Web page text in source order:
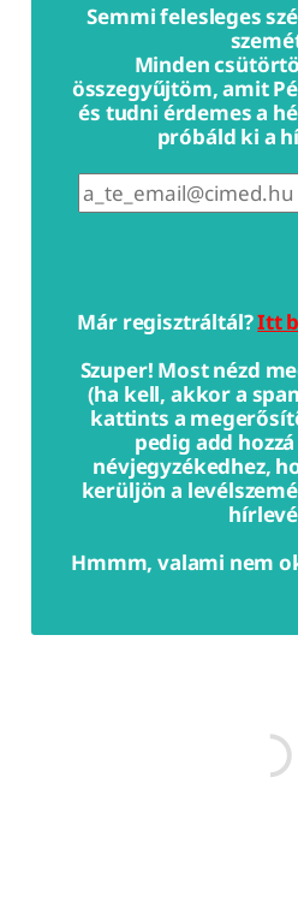
Semmi felesleges
Minden
összegyűjtöm, amit
és tudni érdemes a
próbáld ki a
Már regisztráltál?Itt
Szuper! Most nézd
(ha kell, akkor a
kattints a
pedig add
névjegyzékedhez,
kerüljön a
Hmmm, valami nem